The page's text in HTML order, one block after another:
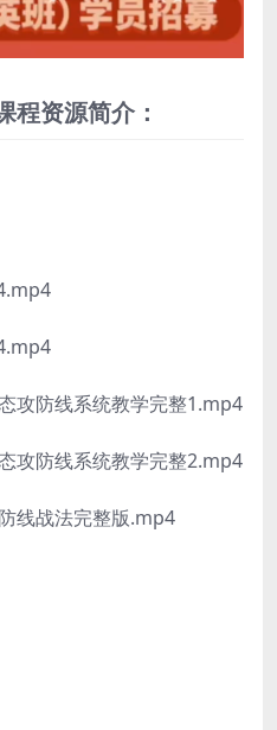
程资源简介：
攻防线系统教学完整1.mp4
攻防线系统教学完整2.mp4
线战法完整版.mp4